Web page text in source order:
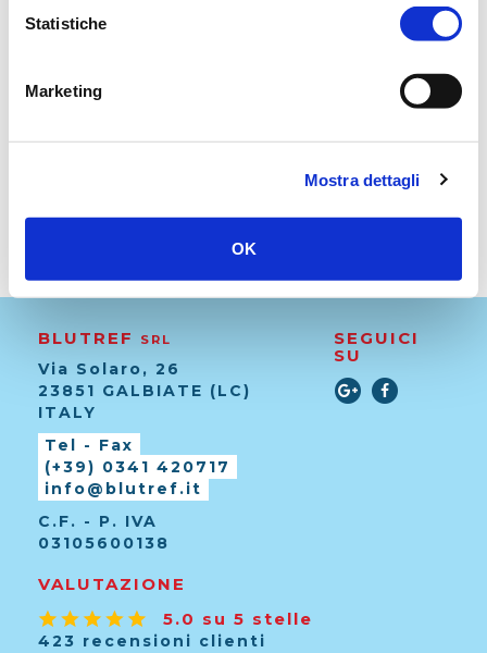
Statistiche
Marketing
Mostra dettagli
OK
Chiama (+39) 0341 420717
info@blutref.it
BLUTREF SRL
Via Solaro, 26
23851 GALBIATE (LC)
ITALY
Tel - Fax
(+39) 0341 420717
info@blutref.it
C.F. - P. IVA
03105600138
SEGUICI
SU
VALUTAZIONE
5.0 su 5 stelle
423 recensioni clienti